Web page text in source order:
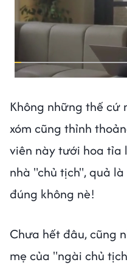
Không những thế cứ
xóm cũng thỉnh
viên này tưới hoa tỉa
nhà "chủ tịch", quả
đúng không nè!
Chưa hết đâu, cũng
mẹ của "ngài chủ